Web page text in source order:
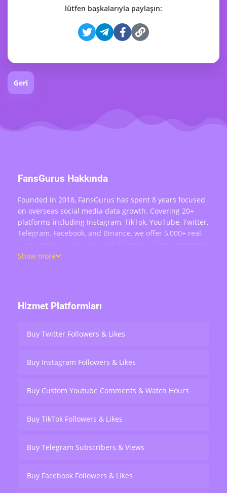
lütfen başkalarıyla paylaşın:
Geri
FansGurus Hakkında
Founded in 2018, FansGurus has spent 8 years focused
on overseas social media data growth. Covering 20+
platforms including Instagram, TikTok, YouTube, Twitter,
Telegram, Facebook, and Binance, we offer 5,000+ real-
views, retweets, and live stream engagement — serving
Show more
Hizmet Platformları
Buy Twitter Followers & Likes
Buy Instagram Followers & Likes
Buy Custom Youtube Comments & Watch Hours
Buy TikTok Followers & Likes
Buy Telegram Subscribers & Views
Buy Facebook Followers & Likes